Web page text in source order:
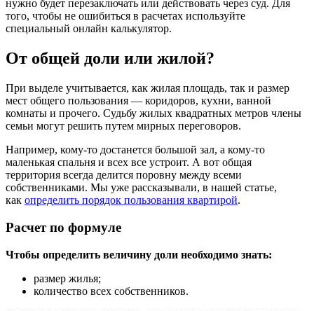
нужно будет перезаключать или действовать через суд. Для
того, чтобы не ошибиться в расчетах используйте
специальный онлайн калькулятор.
От общей доли или жилой?
При выделе учитывается, как жилая площадь, так и размер
мест общего пользования — коридоров, кухни, ванной
комнаты и прочего. Судьбу жилых квадратных метров члены
семьи могут решить путем мирных переговоров.
Например, кому-то достанется большой зал, а кому-то
маленькая спальня и всех все устроит. А вот общая
территория всегда делится поровну между всеми
собственниками. Мы уже рассказывали, в нашей статье,
как определить порядок пользования квартирой.
Расчет по формуле
Чтобы определить величину доли необходимо знать:
размер жилья;
количество всех собственников.